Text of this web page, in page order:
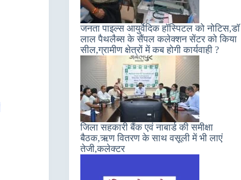
जनता पाइल्स आयुर्वेदिक हॉस्पिटल को नोटिस,डॉ
लाल पैथलैब्स के सैंपल कलेक्शन सेंटर को किया
सील,ग्रामीण क्षेत्रों में कब होगी कार्यवाही ?
जिला सहकारी बैंक एवं नाबार्ड की समीक्षा
बैठक,ऋण वितरण के साथ वसूली में भी लाएं
तेजी,कलेक्टर